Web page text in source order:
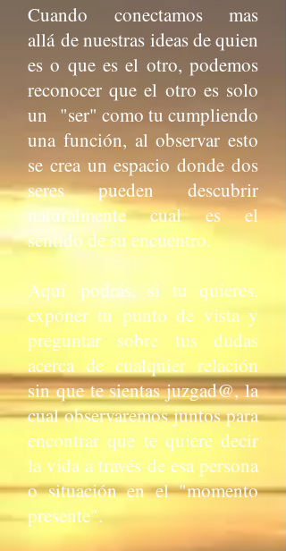
Cuando conectamos mas
allá de nuestras ideas de quien
es o que es el otro, podemos
reconocer que el otro es solo
un "ser" como tu cumpliendo
una función, al observar esto
se crea un espacio donde dos
seres pueden descubrir
naturalmente cual es el
sentido de su encuentro.
Aquí podrás, si tu quieres,
exponer tu punto de vista y
preguntar sobre tus dudas
acerca de cualquier relación
sin que te sientas juzgad@, la
cual observaremos juntos para
encontrar que te quiere decir
la vida a través de esa persona
o situación en el "momento
presente".